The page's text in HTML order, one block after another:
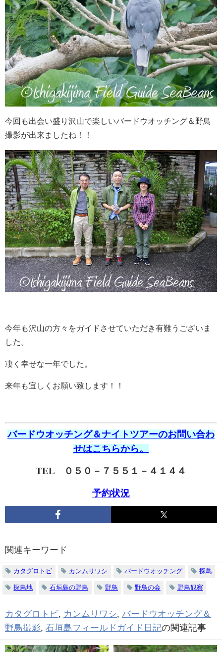
今回も出会い盛り沢山で楽しいバードウオッチング＆野鳥
撮影が出来ましたね！！
今年も沢山の方々をガイドさせていただき有難うございま
した。
凄く幸せな一年でした。
来年も宜しくお願い致します！！
バードウオッチング＆ナイトツアーのお問い合わ
せはこちらから。
TEL ０５０－７５５１－４１４４
予約状況
関連キーワード
カタグロトビ カンムリワシ バードウオッチング 探鳥
探鳥地 石垣島の野鳥 野鳥 野鳥の会 野鳥観察
カタグロトビ, カンムリワシ, バードウオッチング＆
野鳥撮影, 石垣島フィールドガイド日記の関連記事